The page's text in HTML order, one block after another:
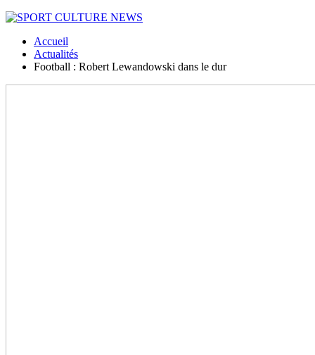
Accueil
Actualités
Football : Robert Lewandowski dans le dur